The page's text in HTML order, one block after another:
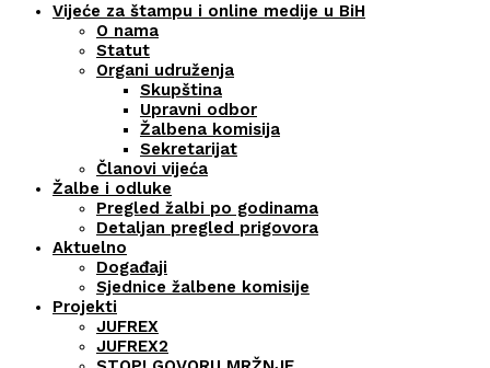
Vijeće za štampu i online medije u BiH
O nama
Statut
Organi udruženja
Skupština
Upravni odbor
Žalbena komisija
Sekretarijat
Članovi vijeća
Žalbe i odluke
Pregled žalbi po godinama
Detaljan pregled prigovora
Aktuelno
Događaji
Sjednice žalbene komisije
Projekti
JUFREX
JUFREX2